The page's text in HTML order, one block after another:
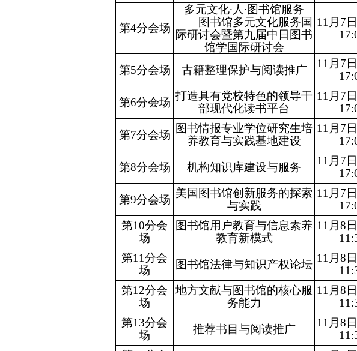
第4分会场
多元文化∙ 人 ∙图书馆服务
——图书馆多元文化服务国
际研讨会暨第九届中日图书
馆学国际研讨会
11月7
第5分会场 古籍整理保护与阅读推广
11月7
第6分会场
打造具有党校特色的领导干
部现代化读书平台
11月7
第7分会场
图书情报专业学位研究生培
养教育与实践基地建设
11月7
第8分会场 机构知识库建设与服务
11月7
第9分会场
美国图书馆创新服务的探索
与实践
11月7
第10分会
场
图书馆用户教育与信息素养
教育新模式
11月8
第11分会
场
图书馆法律与知识产权论坛
11月8
第12分会
场
地方文献与图书馆的核心服
务能力
11月8
第13分会
场
推荐书目与阅读推广
11月8